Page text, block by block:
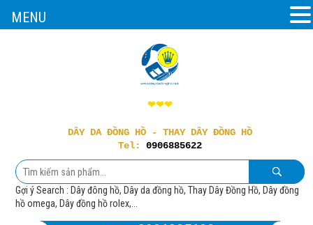
❤❤❤
DÂY DA ĐỒNG HỒ - THAY DÂY ĐỒNG HỒ
Tel: 0906885622
Gợi ý Search : Dây đông hồ, Dây da đồng hồ, Thay Dây Đồng Hồ, Dây đồng
hồ omega, Dây đồng hồ rolex,...
MENU